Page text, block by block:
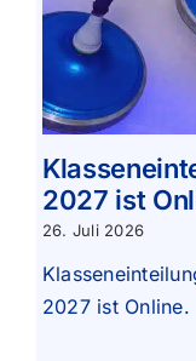
2027 ist
26. Juli 2026
2027 ist Online.